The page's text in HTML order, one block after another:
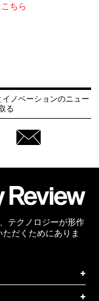
ちら
ノベーションのニュー
る
テクノロジーが形作
だくためにありま
+
+